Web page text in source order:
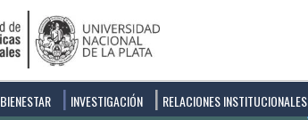
BIENESTAR INVESTIGACIÓN RELACIONES INSTITUCIONALES